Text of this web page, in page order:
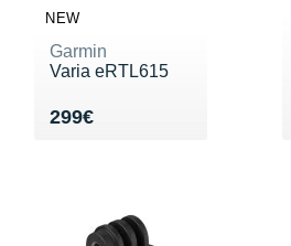
NEW
Garmin
Varia eRTL615
299€
Vendu 299€
+ Voir tous les
Odlo
On-Running